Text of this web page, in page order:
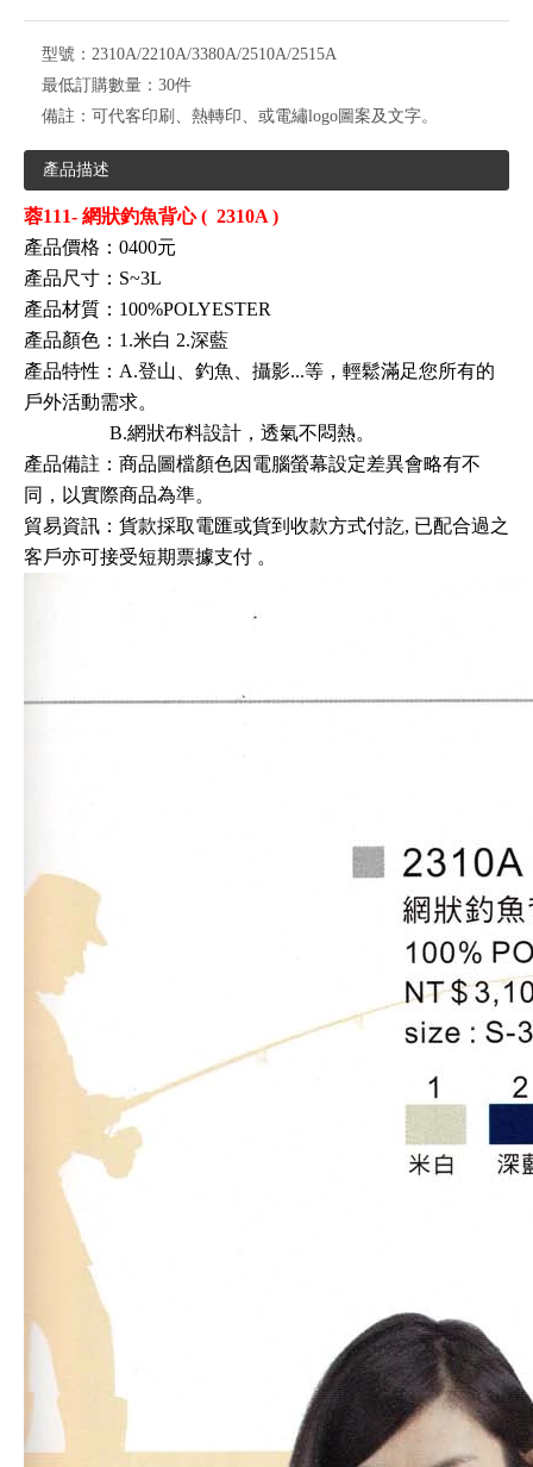
型號： 2310A/2210A/3380A/2510A/2515A
最低訂購數量： 30件
備註： 可代客印刷、熱轉印、或電繡logo圖案及文字。
產品描述
蓉111- 網狀釣魚背心 ( 2310A )
產品價格：0400元
產品尺寸：S~3L
產品材質：100%POLYESTER
產品顏色：1.米白 2.深藍
產品特性： A.登山 、釣魚 、攝影...等 ， 輕鬆滿足您所有的
戶外活動需求。
B.網狀布料設計 ，透氣不悶熱。
產品備註：商品圖檔顏色因電腦螢幕設定差異會略有不
同，以實際商品為準。
貿易資訊 ： 貨款採取電匯或貨到收款方式付訖, 已配合過之
客戶亦可接受短期票據支付 。